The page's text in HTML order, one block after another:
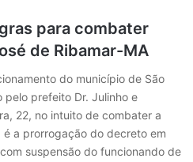
para combater
de Ribamar-MA
do município de São
pelo prefeito Dr. Julinho e
22, no intuito de combater a
a prorrogação do decreto em
suspensão do funcionando de